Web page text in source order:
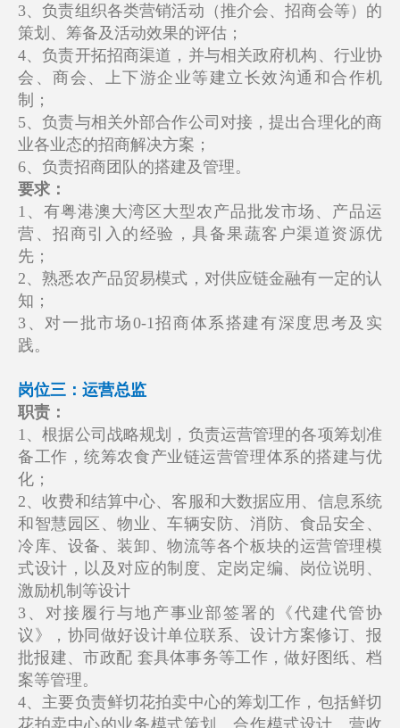
3、负责组织各类营销活动（推介会、招商会等）的
策划、筹备及活动效果的评估；
4、负责开拓招商渠道，并与相关政府机构、行业协
会、商会、上下游企业等建立长效沟通和合作机
制；
5、负责与相关外部合作公司对接，提出合理化的商
业各业态的招商解决方案；
6、负责招商团队的搭建及管理。
要求：
1、有粤港澳大湾区大型农产品批发市场、产品运
营、招商引入的经验，具备果蔬客户渠道资源优
先；
2、熟悉农产品贸易模式，对供应链金融有一定的认
知；
3、对一批市场0-1招商体系搭建有深度思考及实
践。
岗位三：运营总监
职责：
1、根据公司战略规划，负责运营管理的各项筹划准
备工作，统筹农食产业链运营管理体系的搭建与优
化；
2、收费和结算中心、客服和大数据应用、信息系统
和智慧园区、物业、车辆安防、消防、食品安全、
冷库、设备、装卸、物流等各个板块的运营管理模
式设计，以及对应的制度、定岗定编、岗位说明、
激励机制等设计
3、对接履行与地产事业部签署的《代建代管协
议》，协同做好设计单位联系、设计方案修订、报
批报建、市政配 套具体事务等工作，做好图纸、档
案等管理。
4、主要负责鲜切花拍卖中心的筹划工作，包括鲜切
花拍卖中心的业务模式策划、合作模式设计、营收